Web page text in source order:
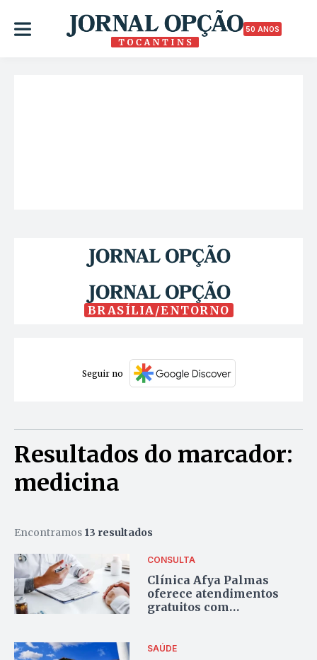
50 ANOS
BRASÍLIA/ENTORNO
Seguir no
Resultados do marcador:
medicina
Encontramos 13 resultados
CONSULTA
Clínica Afya Palmas
oferece atendimentos
gratuitos com
SAÚDE